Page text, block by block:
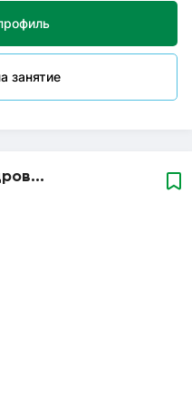
занятие
сложное" в
понятным языком, тем
ученики не боятся
5 лет: восполняю пробелы